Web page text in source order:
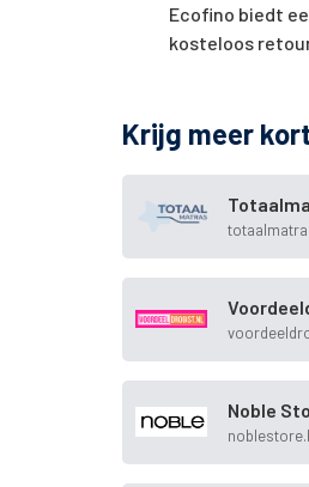
Ecofino biedt
kosteloos
Krijg meer
Noble